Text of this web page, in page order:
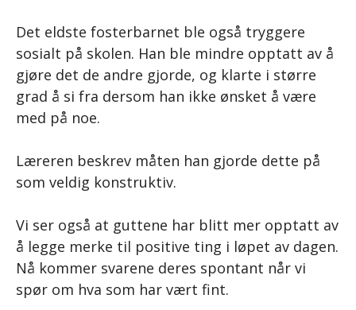
Det eldste fosterbarnet ble også tryggere
sosialt på skolen. Han ble mindre opptatt av å
gjøre det de andre gjorde, og klarte i større
grad å si fra dersom han ikke ønsket å være
med på noe.
Læreren beskrev måten han gjorde dette på
som veldig konstruktiv.
Vi ser også at guttene har blitt mer opptatt av
å legge merke til positive ting i løpet av dagen.
Nå kommer svarene deres spontant når vi
spør om hva som har vært fint.